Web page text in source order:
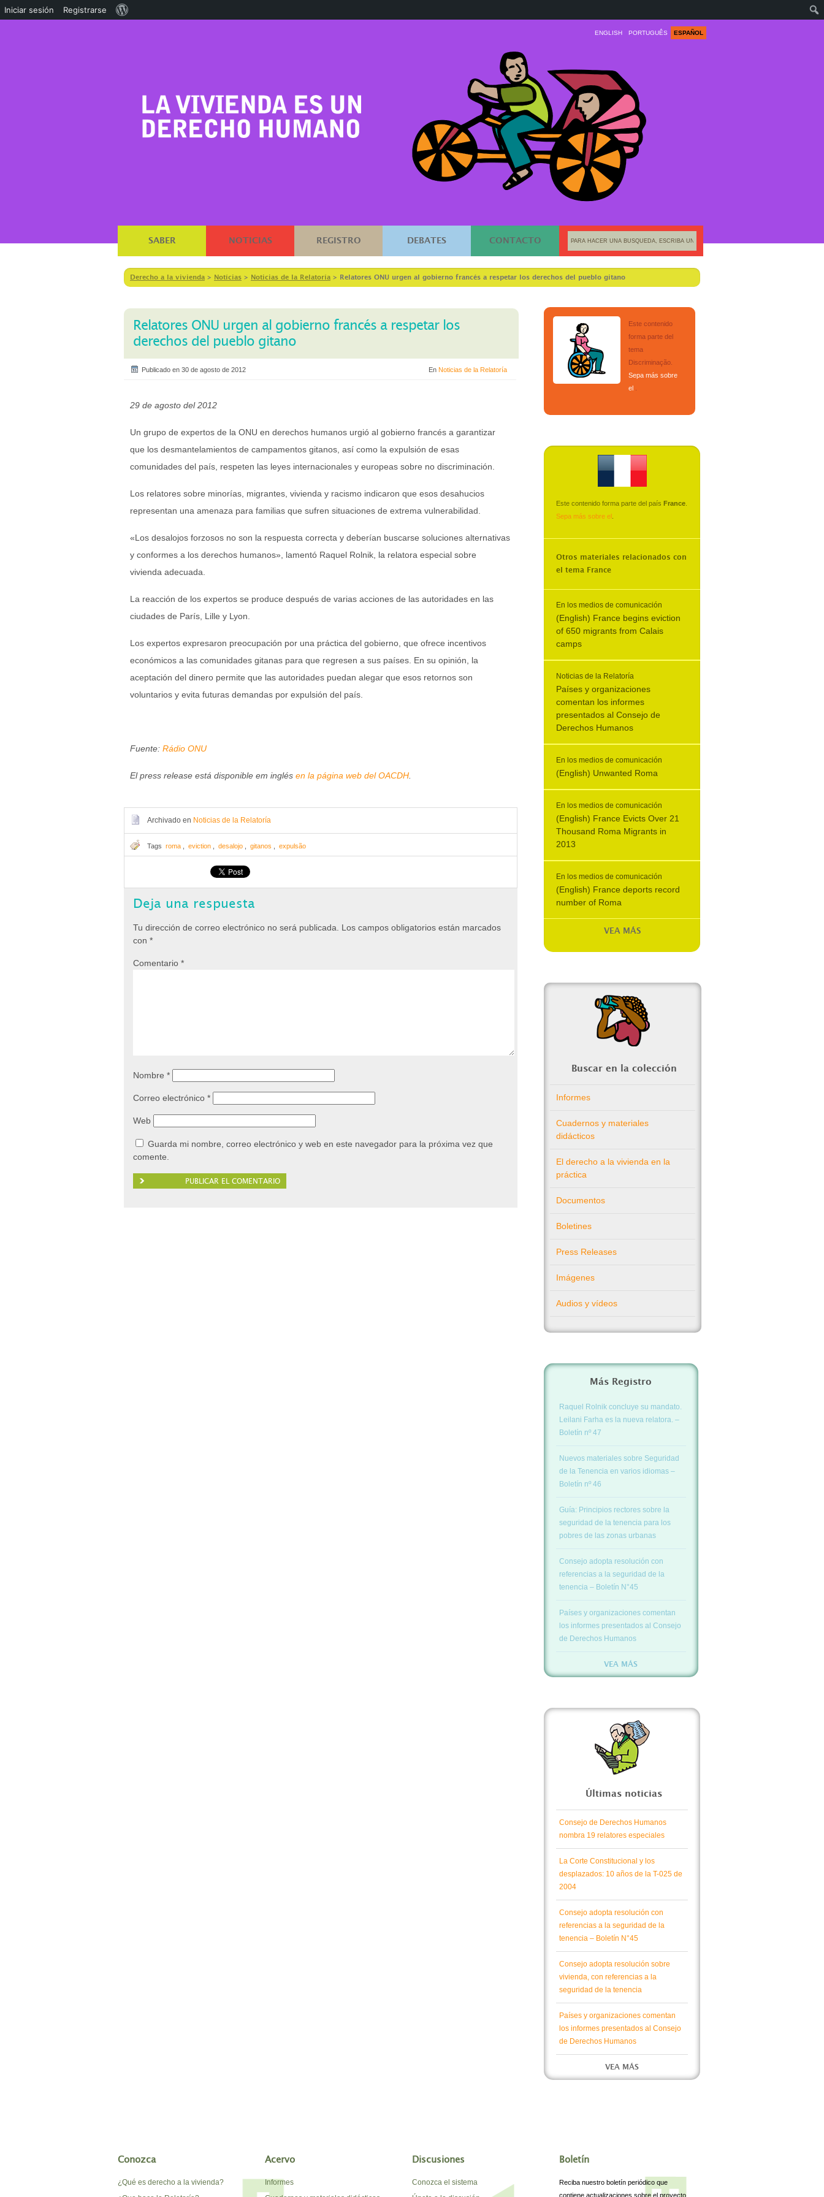
ENGLISH PORTUGUÊS ESPAÑOL
SABER NOTICIAS REGISTRO DEBATES CONTACTO
Derecho a la vivienda > Notícias > Noticias de la Relatoría > Relatores ONU urgen al gobierno francés a respetar los derechos del pueblo gitano
Relatores ONU urgen al gobierno francés a respetar los
derechos del pueblo gitano
Publicado en 30 de agosto de 2012 En Noticias de la Relatoría
29 de agosto del 2012
Un grupo de expertos de la ONU en derechos humanos urgió al gobierno francés a garantizar
que los desmantelamientos de campamentos gitanos, así como la expulsión de esas
comunidades del país, respeten las leyes internacionales y europeas sobre no discriminación.
Los relatores sobre minorías, migrantes, vivienda y racismo indicaron que esos desahucios
representan una amenaza para familias que sufren situaciones de extrema vulnerabilidad.
«Los desalojos forzosos no son la respuesta correcta y deberían buscarse soluciones alternativas
y conformes a los derechos humanos», lamentó Raquel Rolnik, la relatora especial sobre
vivienda adecuada.
La reacción de los expertos se produce después de varias acciones de las autoridades en las
ciudades de París, Lille y Lyon.
Los expertos expresaron preocupación por una práctica del gobierno, que ofrece incentivos
económicos a las comunidades gitanas para que regresen a sus países. En su opinión, la
aceptación del dinero permite que las autoridades puedan alegar que esos retornos son
voluntarios y evita futuras demandas por expulsión del país.
Fuente: Rádio ONU
El press release está disponible em inglés en la página web del OACDH
Archivado en Noticias de la Relatoría
Tags roma eviction desalojo gitanos expulsão
Deja una respuesta
Tu dirección de correo electrónico no será publicada.
Los campos obligatorios están marcados
con *
Comentario *
Nombre *
Correo electrónico *
Web
Guarda mi nombre, correo electrónico y web en este navegador para la próxima vez que
comente.
Este contenido
forma parte del
tema
Discriminação
Sepa más sobre
el
Este contenido forma parte del país France
Sepa más sobre el
Otros materiales relacionados con
el tema
France
En los medios de comunicación
(English) France begins eviction
of 650 migrants from Calais
camps
Noticias de la Relatoría
Países y organizaciones
comentan los informes
presentados al Consejo de
Derechos Humanos
En los medios de comunicación
(English) Unwanted Roma
En los medios de comunicación
(English) France Evicts Over 21
Thousand Roma Migrants in
2013
En los medios de comunicación
(English) France deports record
number of Roma
VEA MÁS
Buscar en la colección
Informes
Cuadernos y materiales
didácticos
El derecho a la vivienda en la
práctica
Documentos
Boletines
Press Releases
Imágenes
Audios y vídeos
Más Registro
Raquel Rolnik concluye su mandato.
Leilani Farha es la nueva relatora. –
Boletín nº 47
Nuevos materiales sobre Seguridad
de la Tenencia en varios idiomas –
Boletín nº 46
Guía: Principios rectores sobre la
seguridad de la tenencia para los
pobres de las zonas urbanas
Consejo adopta resolución con
referencias a la seguridad de la
tenencia – Boletín N°45
Países y organizaciones comentan
los informes presentados al Consejo
de Derechos Humanos
VEA MÁS
Últimas noticias
Consejo de Derechos Humanos
nombra 19 relatores especiales
La Corte Constitucional y los
desplazados: 10 años de la T-025 de
2004
Consejo adopta resolución con
referencias a la seguridad de la
tenencia – Boletín N°45
Consejo adopta resolución sobre
vivienda, con referencias a la
seguridad de la tenencia
Países y organizaciones comentan
los informes presentados al Consejo
de Derechos Humanos
VEA MÁS
Conozca
¿Qué es derecho a la vivienda?
Acervo
Informes
Discusiones
Conozca el sistema
Boletín
Reciba nuestro boletín periódico que
contiene actualizaciones sobre el proyecto
Iniciar sesión Registrarse